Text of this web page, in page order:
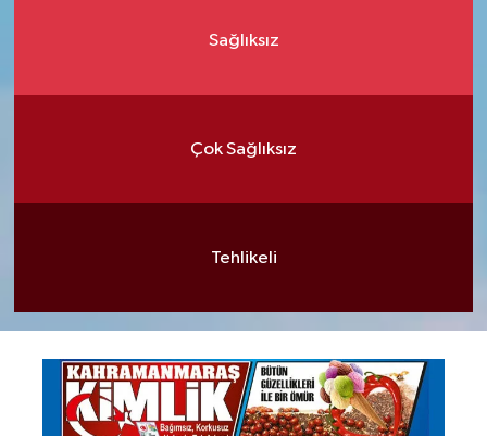
Sağlıksız
Çok Sağlıksız
Tehlikeli